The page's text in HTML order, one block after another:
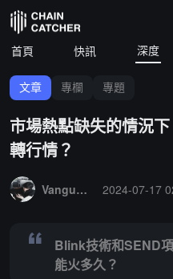
首頁 快訊 深度
文章 專欄 專題
市場熱點缺失的情況
轉行情？
Vanguard 0
2024-07-17
Blink技術和SEND
能火多久？